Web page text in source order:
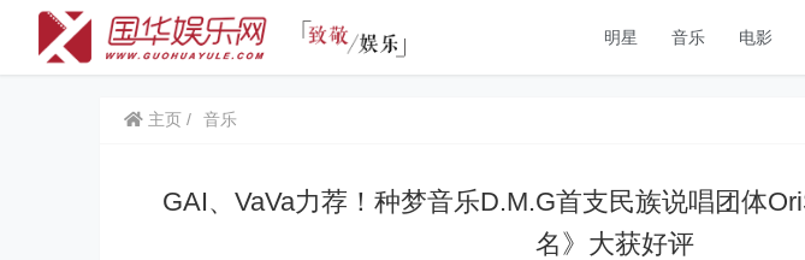
明星 音乐 电影
主页 音乐
GAI、VaVa力荐！种梦音乐D.M.G首支民族说唱团体
名》大获好评